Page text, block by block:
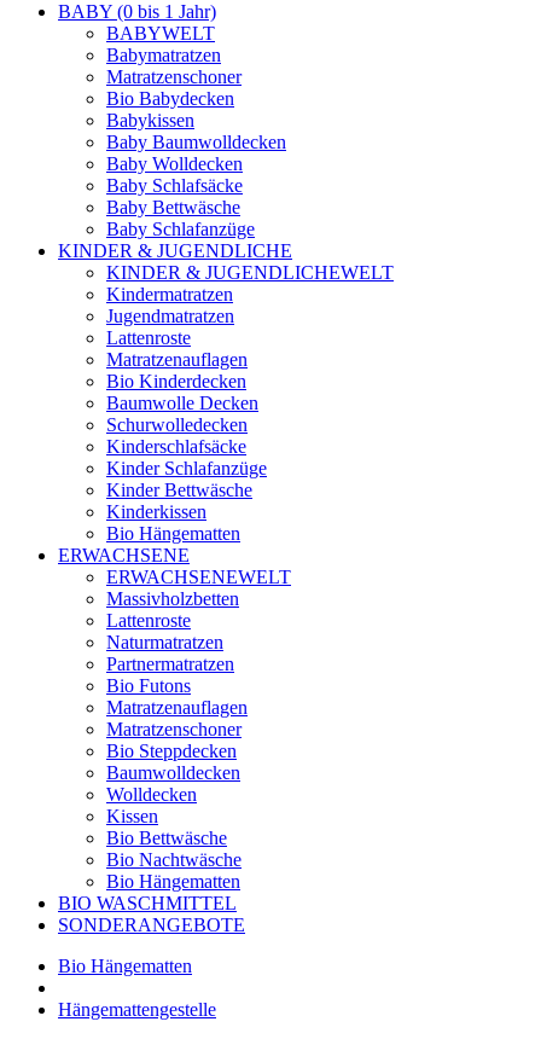
BABY (0 bis 1 Jahr)
BABYWELT
Babymatratzen
Matratzenschoner
Bio Babydecken
Babykissen
Baby Baumwolldecken
Baby Wolldecken
Baby Schlafsäcke
Baby Bettwäsche
Baby Schlafanzüge
KINDER & JUGENDLICHE
KINDER & JUGENDLICHEWELT
Kindermatratzen
Jugendmatratzen
Lattenroste
Matratzenauflagen
Bio Kinderdecken
Baumwolle Decken
Schurwolledecken
Kinderschlafsäcke
Kinder Schlafanzüge
Kinder Bettwäsche
Kinderkissen
Bio Hängematten
ERWACHSENE
ERWACHSENEWELT
Massivholzbetten
Lattenroste
Naturmatratzen
Partnermatratzen
Bio Futons
Matratzenauflagen
Matratzenschoner
Bio Steppdecken
Baumwolldecken
Wolldecken
Kissen
Bio Bettwäsche
Bio Nachtwäsche
Bio Hängematten
BIO WASCHMITTEL
SONDERANGEBOTE
Bio Hängematten
Hängemattengestelle